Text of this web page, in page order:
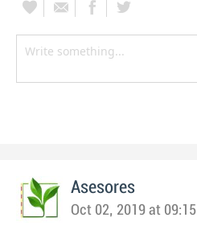
Asesores
Oct 02, 2019 at 09:15